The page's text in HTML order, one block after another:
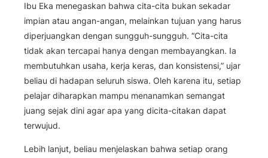
Ibu Eka menegaskan bahwa cita-cita bukan sekadar
impian atau angan-angan, melainkan tujuan yang harus
diperjuangkan dengan sungguh-sungguh. “Cita-cita
tidak akan tercapai hanya dengan membayangkan. Ia
membutuhkan usaha, kerja keras, dan konsistensi,” ujar
beliau di hadapan seluruh siswa. Oleh karena itu, setiap
pelajar diharapkan mampu menanamkan semangat
juang sejak dini agar apa yang dicita-citakan dapat
terwujud.
Lebih lanjut, beliau menjelaskan bahwa setiap orang